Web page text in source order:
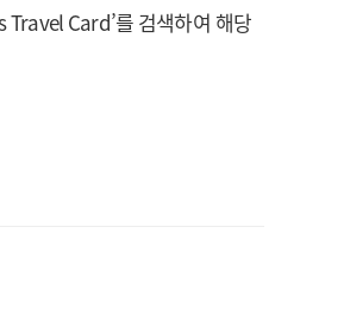
Travel Card’를 검색하여 해당